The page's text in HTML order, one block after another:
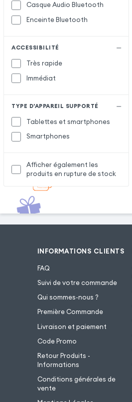
Casque Audio Bluetooth
Enceinte Bluetooth
ACCESSIBILITÉ
Très rapide
Immédiat
TYPE D'APPAREIL SUPPORTÉ
Tablettes et smartphones
Smartphones
Afficher également les
produits en rupture de stock
INFORMATIONS CLIENTS
FAQ
Suivi de votre commande
Qui sommes-nous ?
Première Commande
Livraison et paiement
Code Promo
Retour Produits -
Informations
Conditions générales de
vente